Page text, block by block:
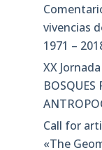
vivencias
1971 –
XX
BOSQUES
Call for
«The